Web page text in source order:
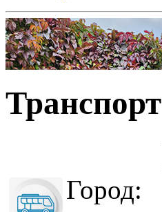
Транспорт
Город: